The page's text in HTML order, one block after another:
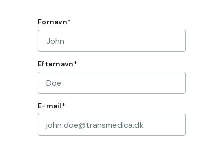
Fornavn*
Efternavn*
E-mail*